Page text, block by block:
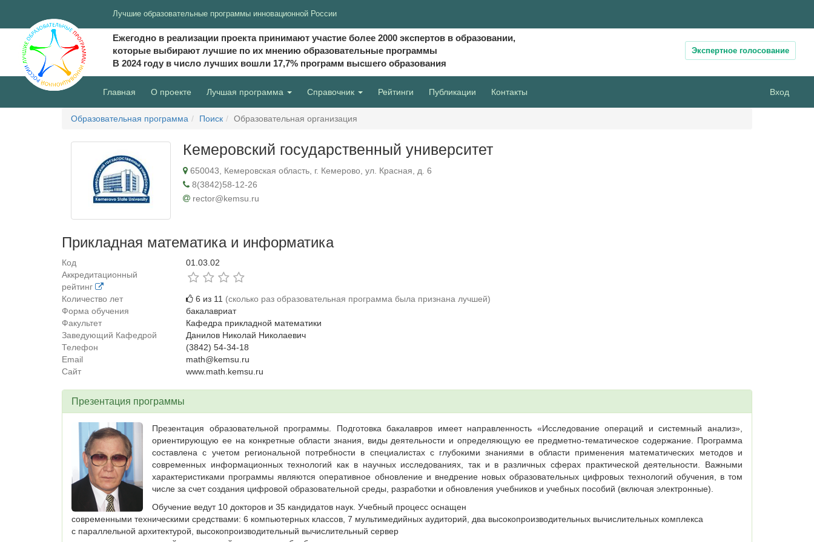
Лучшие образовательные программы инновационной России
Ежегодно в реализации проекта принимают участие более 2000 экспертов в образовании,
которые выбирают лучшие по их мнению образовательные программы
В 2024 году в число лучших вошли 17,7% программ высшего образования
Экспертное голосование
Главная О проекте (current)
Лучшая программа Справочник Рейтинги Публикации Контакты Вход
Образовательная программа Поиск Образовательная организация
Кемеровский государственный университет
650043, Кемеровская область, г. Кемерово, ул. Красная, д. 6
8(3842)58-12-26
rector@kemsu.ru
Прикладная математика и информатика
Код
01.03.02
Аккредитационный
рейтинг
Количество лет
6 из 11 (сколько раз образовательная программа была признана лучшей)
Форма обучения
бакалавриат
Факультет
Кафедра прикладной математики
Заведующий Кафедрой
Данилов Николай Николаевич
Телефон
(3842) 54-34-18
Email
math@kemsu.ru
Сайт
www.math.kemsu.ru
Презентация программы
Презентация образовательной программы. Подготовка бакалавров имеет направленность «Исследование операций и системный анализ»,
ориентирующую ее на конкретные области знания, виды деятельности и определяющую ее предметно-тематическое содержание. Программа
составлена с учетом региональной потребности в специалистах с глубокими знаниями в области применения математических методов и
современных информационных технологий как в научных исследованиях, так и в различных сферах практической деятельности. Важными
характеристиками программы являются оперативное обновление и внедрение новых образовательных цифровых технологий обучения, в том
числе за счет создания цифровой образовательной среды, разработки и обновления учебников и учебных пособий (включая электронные).
Обучение ведут 10 докторов и 35 кандидатов наук. Учебный процесс оснащен
современными техническими средствами: 6 компьютерных классов, 7 мультимедийных аудиторий, два высокопроизводительных вычислительных комплекса
с параллельной архитектурой, высокопроизводительный вычислительный сервер